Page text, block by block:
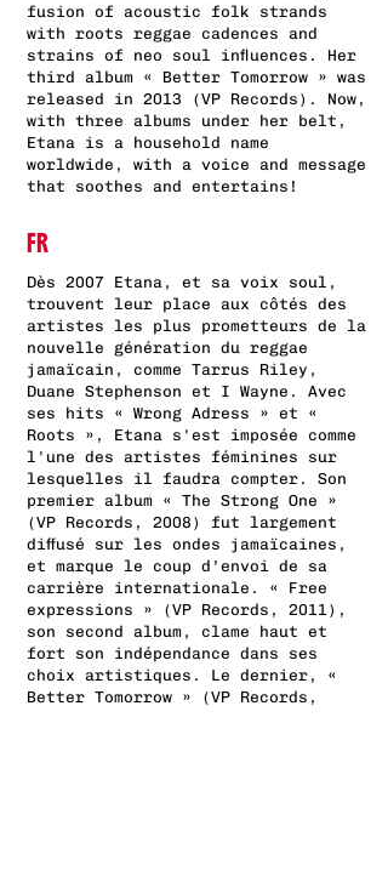
fusion of acoustic folk strands
with roots reggae cadences and
strains of neo soul influences. Her
third album « Better Tomorrow » was
released in 2013 (VP Records). Now,
with three albums under her belt,
Etana is a household name
worldwide, with a voice and message
that soothes and entertains!
FR
Dès 2007 Etana, et sa voix soul,
trouvent leur place aux côtés des
artistes les plus prometteurs de la
nouvelle génération du reggae
jamaïcain, comme Tarrus Riley,
Duane Stephenson et I Wayne. Avec
ses hits « Wrong Adress » et «
Roots », Etana s'est imposée comme
l'une des artistes féminines sur
lesquelles il faudra compter. Son
premier album « The Strong One »
(VP Records, 2008) fut largement
diffusé sur les ondes jamaïcaines,
et marque le coup d’envoi de sa
carrière internationale. « Free
expressions » (VP Records, 2011),
son second album, clame haut et
fort son indépendance dans ses
choix artistiques. Le dernier, «
Better Tomorrow » (VP Records,